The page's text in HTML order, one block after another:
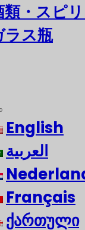
類・スピ
ラス瓶
English
العربية
Français
ქართული